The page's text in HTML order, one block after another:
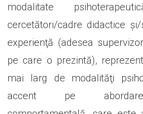
modalitate
cercetători/cadre didactice
experienţă (adesea
pe care o prezintă),
mai larg de modalităţi
accent pe